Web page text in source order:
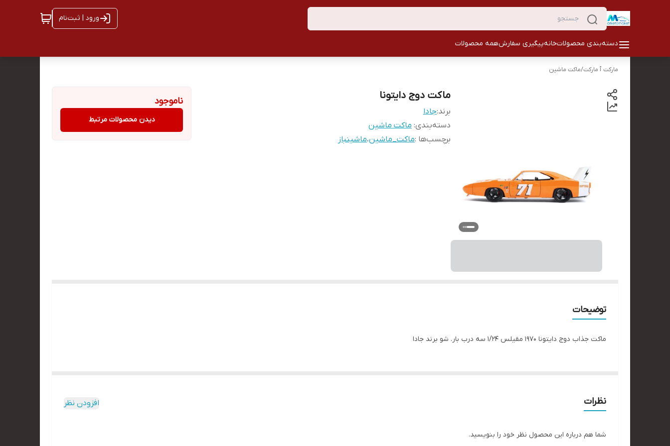
ورود | ثبت‌نام
دسته‌بندی محصولاتخانهپیگیری سفارشهمه محصولات
مارکت ٱ مارکت/ماکت ماشین
ماکت دوج دایتونا
برند:جادا
دسته‌بندی: ماکت ماشین
برچسب‌ها :ماکت_ماشین،ماشینباز
ناموجود
دیدن محصولات مرتبط
توضیحات
ماکت جذاب دوج دایتونا ۱۹۷۰ مقیلس ۱/۲۴ سه درب بار. شو برند جادا
نظرات افزودن نظر
شما هم درباره این محصول نظر خود را بنویسید.